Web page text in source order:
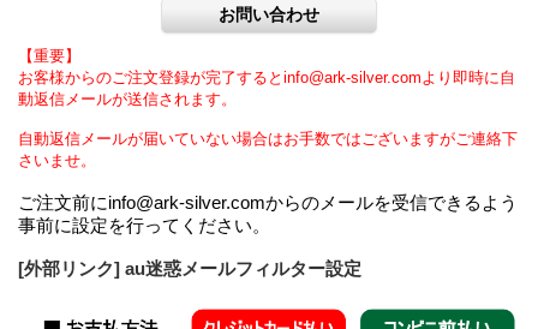
【重要】
お客様からのご注文登録が完了するとinfo@ark-silver.comより即時に自
動返信メールが送信されます。
自動返信メールが届いていない場合はお手数ではございますがご連絡下
さいませ。
ご注文前にinfo@ark-silver.comからのメールを受信できるよう
事前に設定を行ってください。
[外部リンク] au迷惑メールフィルター設定